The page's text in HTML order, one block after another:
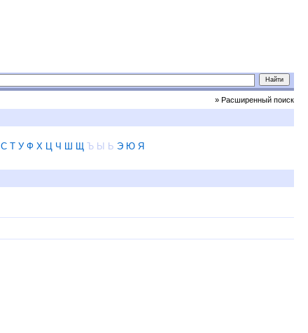
» Расширенный поиск
С Т У Ф Х Ц Ч Ш Щ Ъ Ы Ь Э Ю Я